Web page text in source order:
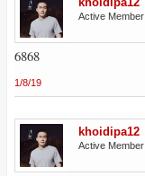
Active Member
6868
1/8/19
khoidipa12
Active Member